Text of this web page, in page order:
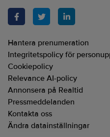
Hantera prenumeration
Integritetspolicy för
Cookiepolicy
Relevance AI-policy
Annonsera på Realtid
Pressmeddelanden
Kontakta oss
Ändra datainställningar